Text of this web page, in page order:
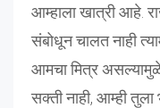
आम्हाला खात्री आहे.
संबोधून चालत नाही
आमचा मित्र
सक्ती नाही, आम्ही